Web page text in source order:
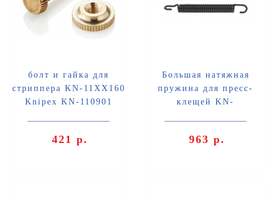
болт и гайка для
стриппера KN-11XX160
Knipex KN-110901
421 р.
Большая натяжная
пружина для пресс-
клещей KN-
963 р.